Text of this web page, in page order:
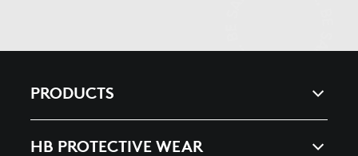
PRODUCTS
HB PROTECTIVE WEAR